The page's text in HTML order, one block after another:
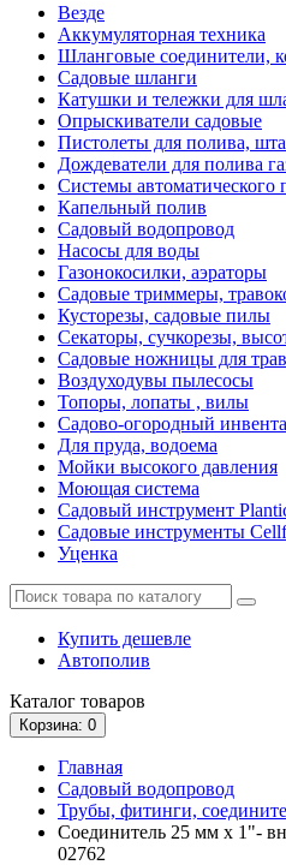
Везде
Аккумуляторная техника
Шланговые соединители,
Садовые шланги
Катушки и тележки для
Опрыскиватели садовые
Пистолеты для полива,
Дождеватели для полива
Системы автоматического
Капельный полив
Садовый водопровод
Насосы для воды
Газонокосилки, аэраторы
Садовые триммеры,
Кусторезы, садовые пилы
Секаторы, сучкорезы,
Садовые ножницы для
Воздуходувы пылесосы
Топоры, лопаты , вилы
Садово-огородный
Для пруда, водоема
Мойки высокого давления
Моющая система
Садовый инструмент
Садовые инструменты
Уценка
Купить дешевле
Автополив
Каталог товаров
Корзина: 0
Главная
Садовый водопровод
Трубы, фитинги,
Соединитель 25 мм х 1"-
02762